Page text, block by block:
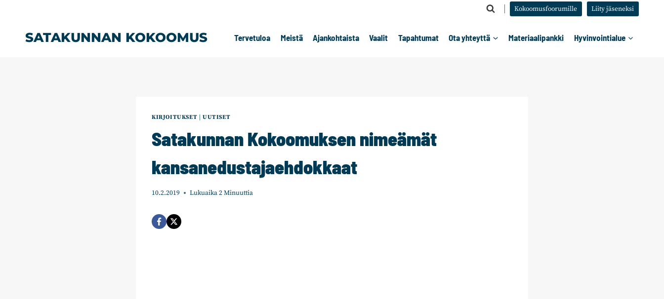
Kokoomusfoorumille Liity jäseneksi
SATAKUNNAN KOKOOMUS Tervetuloa Meistä Ajankohtaista Vaalit Tapahtumat Ota yhteyttä Materiaalipankki Hyvinvointialue
KIRJOITUKSET UUTISET
Satakunnan Kokoomuksen nimeämät
kansanedustajaehdokkaat
10.2.2019 Lukuaika2Minuuttia